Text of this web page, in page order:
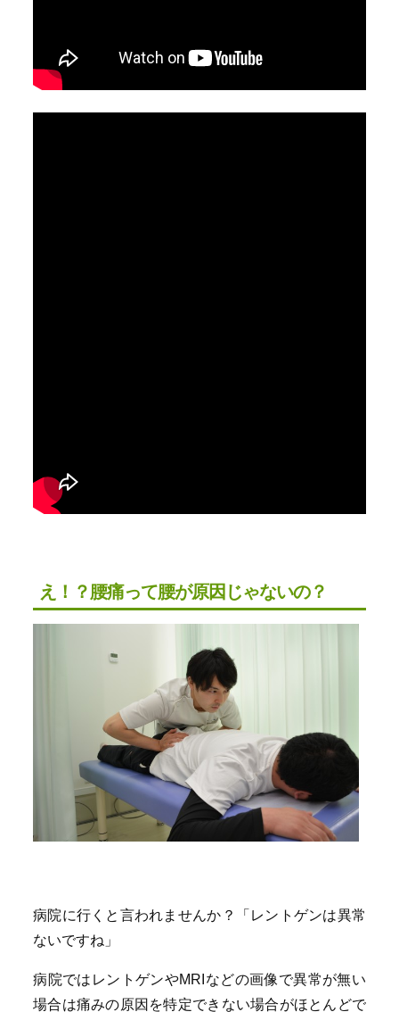
え！？腰痛って腰が原因じゃないの？
病院に行くと言われませんか？「レントゲンは異常
ないですね」
病院ではレントゲンやMRIなどの画像で異常が無い
場合は痛みの原因を特定できない場合がほとんどで